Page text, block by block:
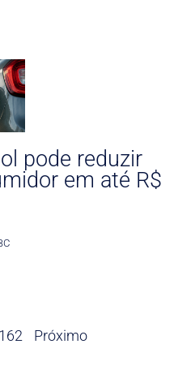
pode reduzir
em até R$
Próximo